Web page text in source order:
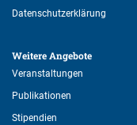
Datenschutzerklärung
Weitere Angebote
Veranstaltungen
Publikationen
Stipendien